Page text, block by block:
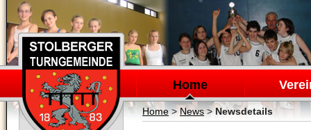
Navigation
überspringen
Home
Home> News>Newsdetails